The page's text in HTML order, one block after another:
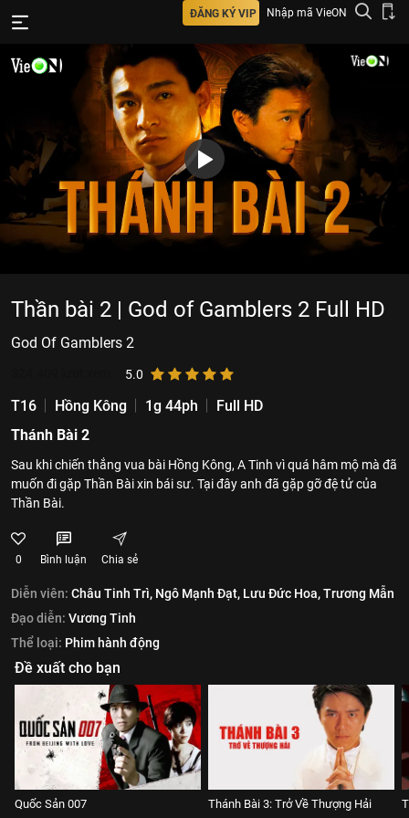
ĐĂNG KÝ VIP Nhập mã VieON
Thần bài 2 | God of Gamblers 2 Full HD
God Of Gamblers 2
5.0
T16 Hồng Kông 1g 44ph
Full HD
Thánh Bài 2
Sau khi chiến thắng vua bài Hồng Kông, A Tinh vì quá hâm mộ mà đã
muốn đi gặp Thần Bài xin bái sư. Tại đây anh đã gặp gỡ đệ tử của
Thần Bài.
0 Bình luận Chia sẻ
Diễn viên: Châu Tinh Trì, Ngô Mạnh Đạt, Lưu Đức Hoa,Trương Mẫn
Đạo diễn: Vương Tinh
Thể loại: Phim hành động
Đề xuất cho bạn
Quốc Sản 007 Thánh Bài 3: Trở Về Thượng Hải